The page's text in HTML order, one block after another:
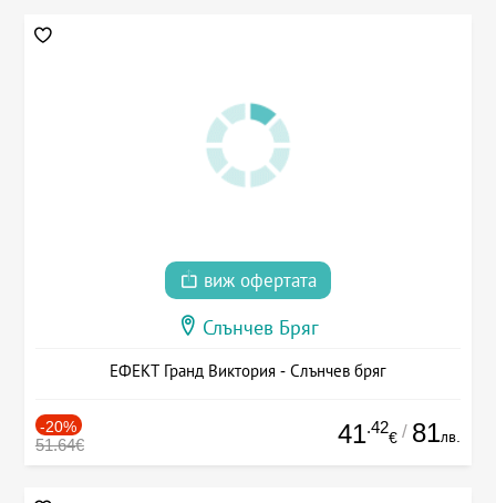
виж офертата
Слънчев Бряг
ЕФЕКТ Гранд Виктория - Слънчев бряг
-20%
51.64€ 41.42
€ / 81лв.